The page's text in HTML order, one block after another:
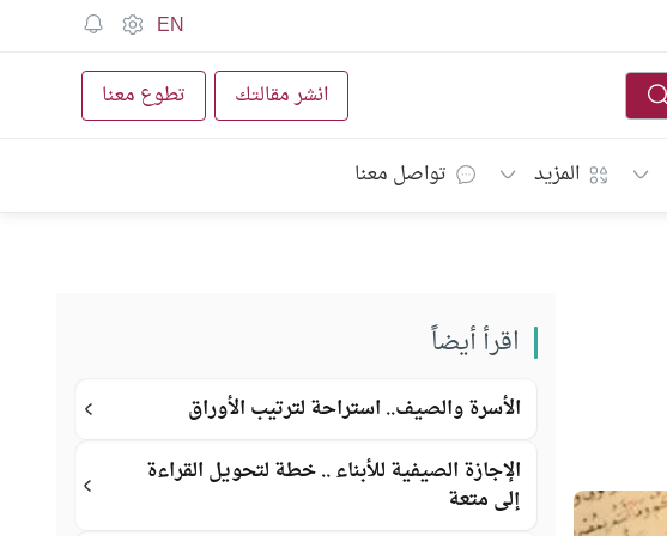
EN
انشر مقالتك تطوع معنا
المزيد تواصل معنا
اقرأ أيضاً
الأسرة والصيف.. استراحة لترتيب الأوراق
الإجازة الصيفية للأبناء .. خطة لتحويل القراءة
إلى متعة